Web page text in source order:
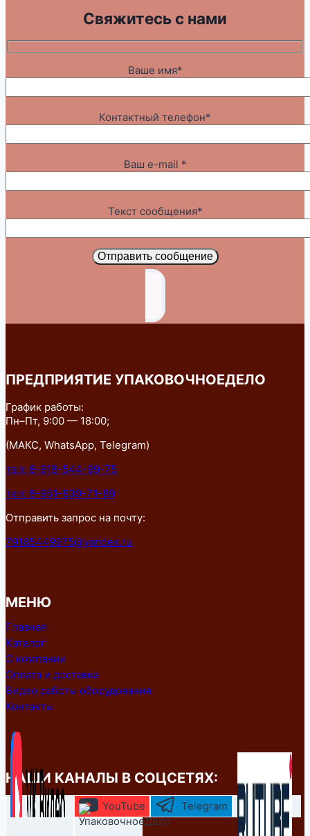
Свяжитесь с нами
Ваше имя*
Контактный телефон*
Ваш e-mail *
Текст сообщения*
Отправить сообщение
ПРЕДПРИЯТИЕ УПАКОВОЧНОЕДЕЛО
График работы:
Пн–Пт, 9:00 — 18:00;
(МАКС, WhatsApp, Telegram)
тел: 8-918-544-99-75
тел: 8-951-839-71-89
Отправить запрос на почту:
79185449975@yandex.ru
МЕНЮ
Главная
Каталог
О компании
Оплата и доставка
Видео работы оборудования
Контакты
НАШИ КАНАЛЫ В СОЦСЕТЯХ:
YouTube Telegram